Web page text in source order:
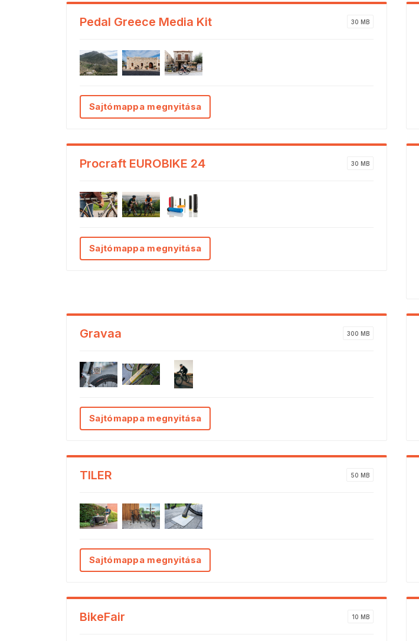
Pedal Greece Media Kit 30 MB
Sajtómappa megnyitása
Procraft EUROBIKE 24 30 MB
Sajtómappa megnyitása
Gravaa 300 MB
Sajtómappa megnyitása
TILER 50 MB
Sajtómappa megnyitása
BikeFair 10 MB